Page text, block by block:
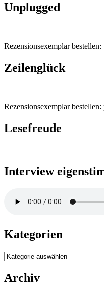
Unplugged
Rezensionsexemplar bestellen:
Zeilenglück
Rezensionsexemplar
Lesefreude
Interview
Kategorien
Kategorien
Archiv